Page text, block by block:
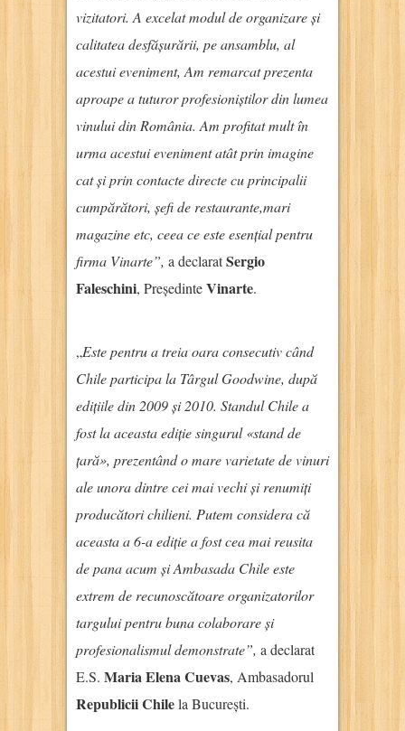
vizitatori. A excelat modul de organizare și
calitatea desfășurării, pe ansamblu, al
acestui eveniment, Am remarcat prezenta
aproape a tuturor profesioniștilor din lumea
vinului din România. Am profitat mult în
urma acestui eveniment atât prin imagine
cat și prin contacte directe cu principalii
cumpărători, șefi de restaurante,mari
magazine etc, ceea ce este esențial pentru
firma Vinarte”, a declaratSergio
Faleschini, PreședinteVinarte.
„Este pentru a treia oara consecutiv când
Chile participa la Târgul Goodwine, după
edițiile din 2009 și 2010. Standul Chile a
fost la aceasta ediție singurul «stand de
țară», prezentând o mare varietate de vinuri
ale unora dintre cei mai vechi și renumiți
producători chilieni. Putem considera că
aceasta a 6-a ediție a fost cea mai reusita
de pana acum și Ambasada Chile este
extrem de recunoscătoare organizatorilor
targului pentru buna colaborare și
profesionalismul demonstrate”, a declarat
E.S. Maria Elena Cuevas, Ambasadorul
Republicii Chilela București.